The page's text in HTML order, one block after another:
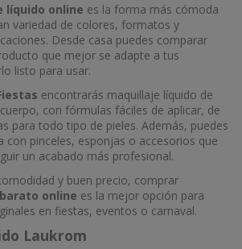
líquido online es la forma más cómoda
variedad de colores, formatos y
Desde casa puedes comparar
que mejor se adapte a tus
listo para usar.
encontrarás maquillaje líquido de
con fórmulas fáciles de aplicar, de
para todo tipo de pieles. Además, puedes
con pinceles, esponjas o accesorios que
un acabado más profesional.
y buen precio, comprar
online es la mejor opción para
en fiestas, eventos o carnaval.
Laukrom